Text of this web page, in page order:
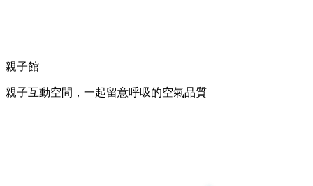
親子館
親子互動空間，一起留意呼吸的空氣品質